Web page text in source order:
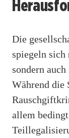
Die
spiegeln
sondern
Während die
allem